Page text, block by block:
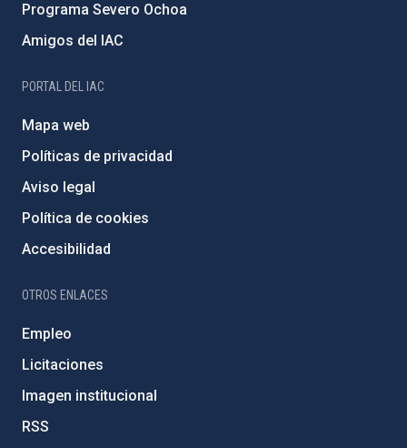
Programa Severo Ochoa
Amigos del IAC
PORTAL DEL IAC
Mapa web
Políticas de privacidad
Aviso legal
Política de cookies
Accesibilidad
OTROS ENLACES
Empleo
Licitaciones
Imagen institucional
RSS